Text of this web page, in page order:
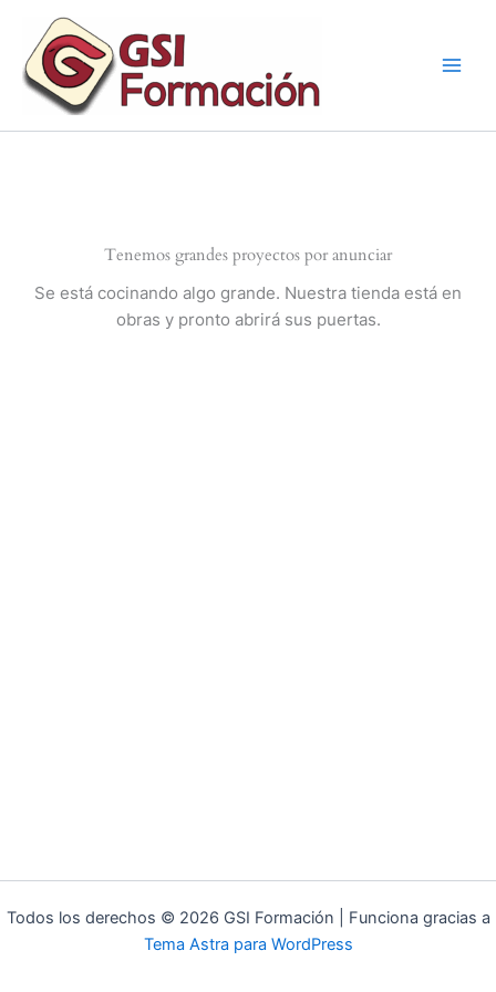
contenido
Tenemos grandes proyectos por anunciar
Se está cocinando algo grande. Nuestra tienda está en
obras y pronto abrirá sus puertas.
Todos los derechos © 2026 GSI Formación | Funciona gracias a
Tema Astra para WordPress